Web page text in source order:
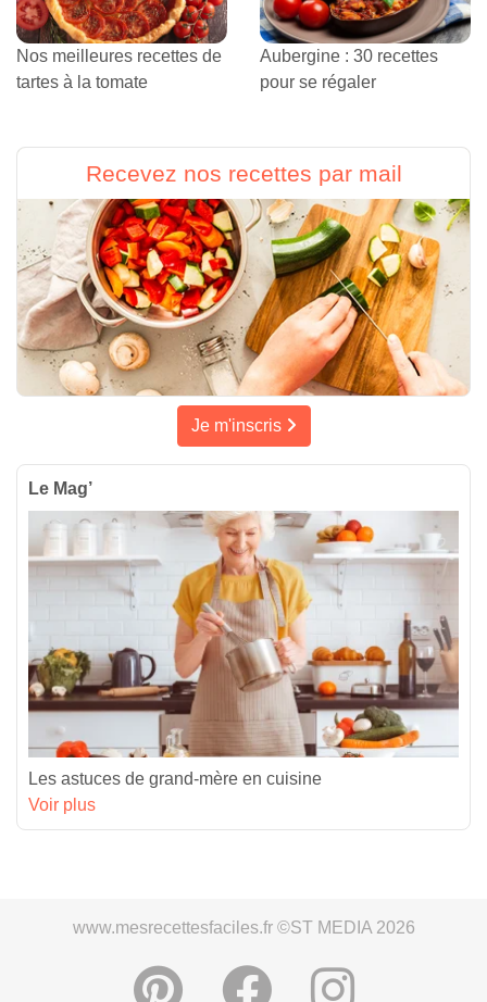
Nos meilleures recettes de
tartes à la tomate
Aubergine : 30 recettes
pour se régaler
Recevez nos recettes par mail
Je m'inscris
Le Mag’
Les astuces de grand-mère en cuisine
Voir plus
www.mesrecettesfaciles.fr ©ST MEDIA 2026